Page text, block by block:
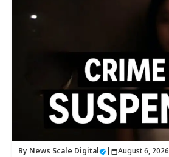
By News Scale Digital August 6, 2026